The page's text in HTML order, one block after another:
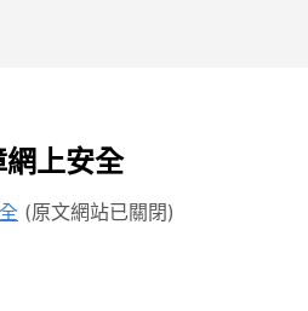
上安全
(原文網站已關閉)